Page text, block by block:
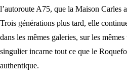
l’autoroute A75, que la Maison Carles
Trois générations plus tard, elle
dans les mêmes galeries, sur les
singulier incarne tout ce que le
authentique.